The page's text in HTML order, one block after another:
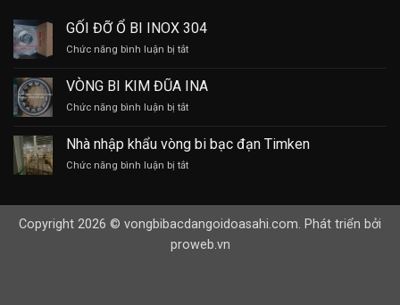
GỐI ĐỠ Ổ BI INOX 304
Chức năng bình luận bị tắtở
ĐỠ
Ổ
BI
304
VÒNG BI KIM ĐŨA INA
Chức năng bình luận bị tắtở
BI
KIM
ĐŨA
Nhà nhập khẩu vòng bi bạc đạn Timken
Chức năng bình luận bị tắtở
vòng
bi
Copyright 2026 © vongbibacdangoidoasahi.com. Phát triển bởi
proweb.vn